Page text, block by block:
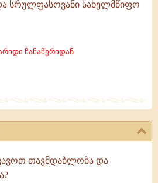
სრულფასოვანი სახელმწიფო
ჩანაწერიდან
თავმდაბლობა და